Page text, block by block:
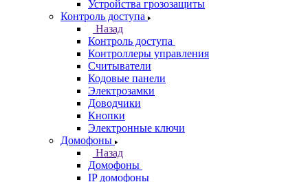
Устройства грозозащиты
Контроль доступа
Назад
Контроль доступа
Контроллеры управления
Считыватели
Кодовые панели
Электрозамки
Доводчики
Кнопки
Электронные ключи
Домофоны
Назад
Домофоны
IP домофоны